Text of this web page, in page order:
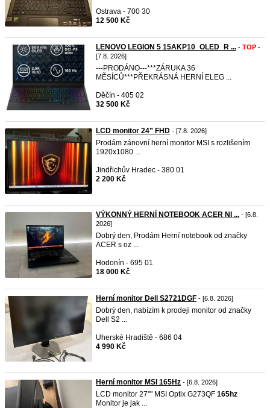
Ostrava - 700 30
12 500 Kč
LENOVO LEGION 5 15AKP10_OLED_R ... - TOP -
[7.8. 2026]
---PRODÁNO---***ZÁRUKA 36
MĚSÍCŮ***PŘEKRÁSNÁ HERNÍ ELEG ...
Děčín - 405 02
32 500 Kč
LCD monitor 24” FHD - [7.8. 2026]
Prodám zánovní herní monitor MSI s rozlišením
1920x1080 ...
Jindřichův Hradec - 380 01
2 200 Kč
VÝKONNÝ HERNÍ NOTEBOOK ACER NI ... - [6.8.
2026]
Dobrý den, Prodám Herní notebook od značky
ACER s oz ...
Hodonín - 695 01
18 000 Kč
Herní monitor Dell S2721DGF - [6.8. 2026]
Dobrý den, nabízím k prodeji monitor od značky
Dell S2 ...
Uherské Hradiště - 686 04
4 990 Kč
Herní monitor MSI 165Hz - [6.8. 2026]
LCD monitor 27"" MSI Optix G273QF 165hz
Monitor je jak ...